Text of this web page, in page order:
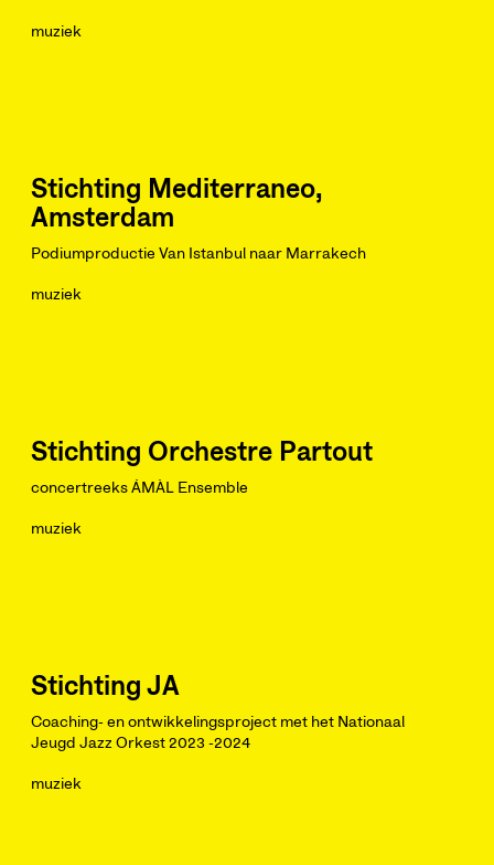
muziek
Stichting Mediterraneo,
Amsterdam
Podiumproductie Van Istanbul naar Marrakech
muziek
Stichting Orchestre Partout
concertreeks ÁMÀL Ensemble
muziek
Stichting JA
Coaching- en ontwikkelingsproject met het Nationaal
Jeugd Jazz Orkest 2023 -2024
muziek